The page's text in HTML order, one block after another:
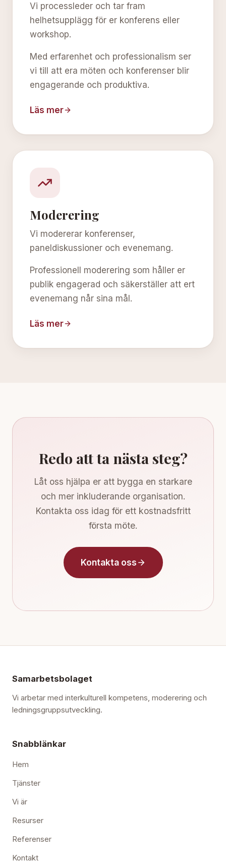
Vi processleder och tar fram
helhetsupplägg för er konferens eller
workshop.
Med erfarenhet och professionalism ser
vi till att era möten och konferenser blir
engagerande och produktiva.
Läs mer
Moderering
Vi modererar konferenser,
paneldiskussioner och evenemang.
Professionell moderering som håller er
publik engagerad och säkerställer att ert
evenemang når sina mål.
Läs mer
Redo att ta nästa steg?
Låt oss hjälpa er att bygga en starkare
och mer inkluderande organisation.
Kontakta oss idag för ett kostnadsfritt
första möte.
Kontakta oss
Samarbetsbolaget
Vi arbetar med interkulturell kompetens, moderering och
ledningsgruppsutveckling.
Snabblänkar
Hem
Tjänster
Vi är
Resurser
Referenser
Kontakt